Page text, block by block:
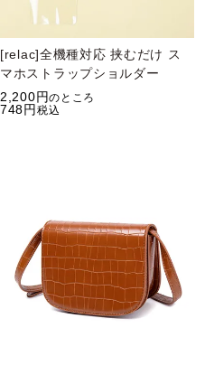
[relac]全機種対応 挟むだけ ス
マホストラップショルダー
2,200
のところ
748 税込